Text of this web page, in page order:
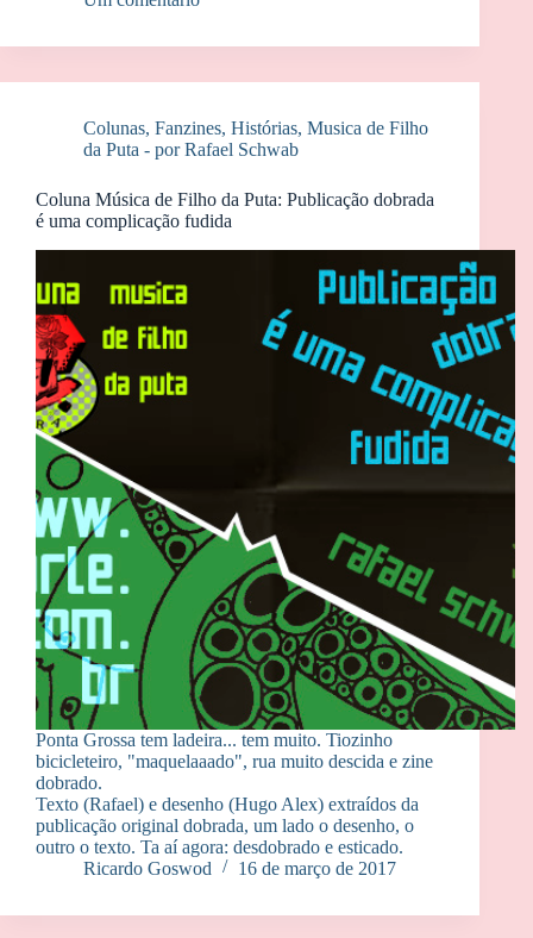
Colunas, Fanzines, Histórias, Musica de Filho
da Puta - por Rafael Schwab
Coluna Música de Filho da Puta: Publicação dobrada
é uma complicação fudida
Ponta Grossa tem ladeira... tem muito. Tiozinho
bicicleteiro, "maquelaaado", rua muito descida e zine
dobrado.
Texto (Rafael) e desenho (Hugo Alex) extraídos da
publicação original dobrada, um lado o desenho, o
outro o texto. Ta aí agora: desdobrado e esticado.
Ricardo Goswod
16 de março de 2017